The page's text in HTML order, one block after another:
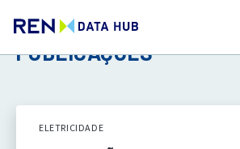
PUBLICAÇÕES
ELETRICIDADE